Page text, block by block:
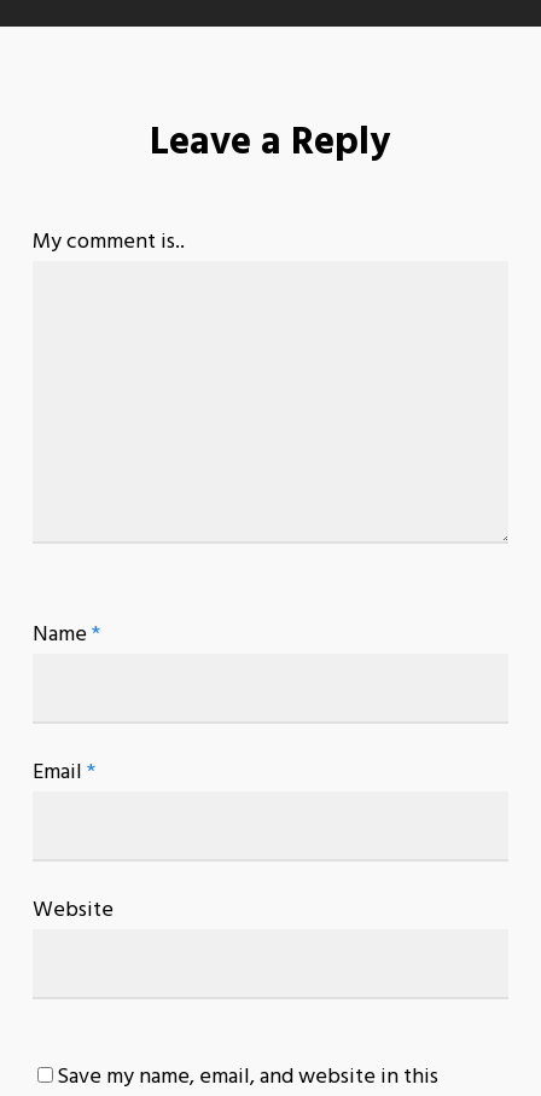
Leave a Reply
My comment is..
Name*
Email*
Website
Save my name, email, and website in this